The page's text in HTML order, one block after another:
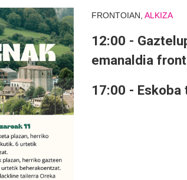
FRONTOIAN, ALKIZA
12:00 -
emanaldia
17:00 - Eskoba